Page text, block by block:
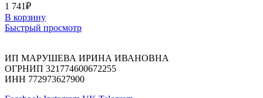
1 741₽
В корзину
Быстрый просмотр
ИП МАРУШЕВА ИРИНА ИВАНОВНА
ОГРНИП 321774600672255
ИНН 772973627900